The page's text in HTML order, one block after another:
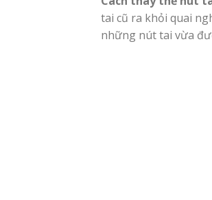
tai cũ ra khỏi quai
những nút tai vừa